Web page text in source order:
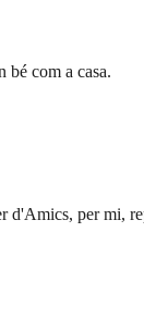
bé com a casa.
d'Amics, per mi,